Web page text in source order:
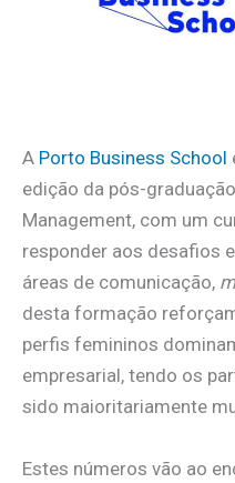
A Porto Business School
edição da pós-
Management, com um
responder aos desafios
áreas de comunicação,
desta formação
perfis femininos
empresarial, tendo os
sido maioritariamente
Estes números vão ao